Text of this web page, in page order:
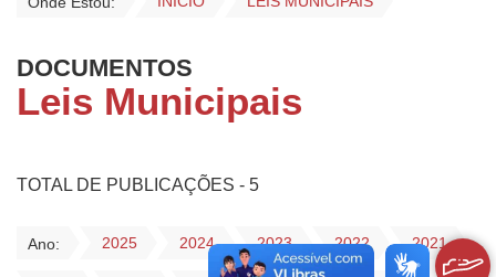
DOCUMENTOS
Leis Municipais
TOTAL DE PUBLICAÇÕES - 5
Ano: 2025 2024 2023 2022 2021